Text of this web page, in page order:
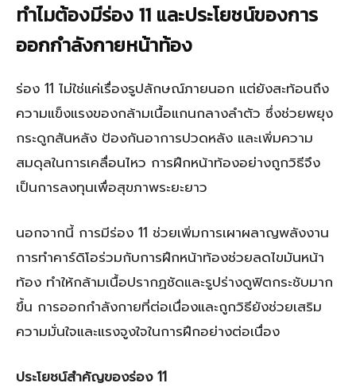
ทำไมต้องมีร่อง 11 และประโยชน์ของการ
ออกกำลังกายหน้าท้อง
ร่อง 11 ไม่ใช่แค่เรื่องรูปลักษณ์ภายนอก แต่ยังสะท้อนถึง
ความแข็งแรงของกล้ามเนื้อแกนกลางลำตัว ซึ่งช่วยพยุง
กระดูกสันหลัง ป้องกันอาการปวดหลัง และเพิ่มความ
สมดุลในการเคลื่อนไหว การฝึกหน้าท้องอย่างถูกวิธีจึง
เป็นการลงทุนเพื่อสุขภาพระยะยาว
นอกจากนี้ การมีร่อง 11 ช่วยเพิ่มการเผาผลาญพลังงาน
การทำคาร์ดิโอร่วมกับการฝึกหน้าท้องช่วยลดไขมันหน้า
ท้อง ทำให้กล้ามเนื้อปรากฏชัดและรูปร่างดูฟิตกระชับมาก
ขึ้น การออกกำลังกายที่ต่อเนื่องและถูกวิธียังช่วยเสริม
ความมั่นใจและแรงจูงใจในการฝึกอย่างต่อเนื่อง
ประโยชน์สำคัญของร่อง 11